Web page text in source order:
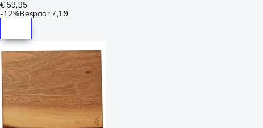
€ 59,95
-12%Bespaar 7,19